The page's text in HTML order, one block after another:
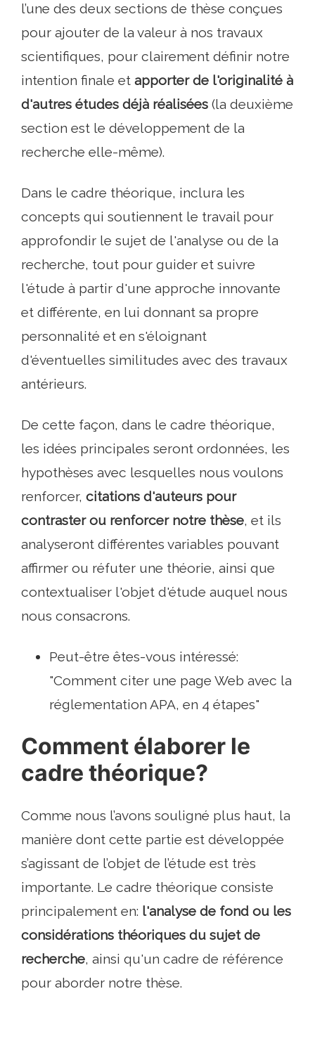
l’une des deux sections de thèse conçues
pour ajouter de la valeur à nos travaux
scientifiques, pour clairement définir notre
intention finale et apporter de l'originalité à
d'autres études déjà réalisées (la deuxième
section est le développement de la
recherche elle-même).
Dans le cadre théorique, inclura les
concepts qui soutiennent le travail pour
approfondir le sujet de l'analyse ou de la
recherche, tout pour guider et suivre
l'étude à partir d'une approche innovante
et différente, en lui donnant sa propre
personnalité et en s'éloignant
d'éventuelles similitudes avec des travaux
antérieurs.
De cette façon, dans le cadre théorique,
les idées principales seront ordonnées, les
hypothèses avec lesquelles nous voulons
renforcer, citations d'auteurs pour
contraster ou renforcer notre thèse, et ils
analyseront différentes variables pouvant
affirmer ou réfuter une théorie, ainsi que
contextualiser l'objet d'étude auquel nous
nous consacrons.
Peut-être êtes-vous intéressé:
"Comment citer une page Web avec la
réglementation APA, en 4 étapes"
Comment élaborer le
cadre théorique?
Comme nous l’avons souligné plus haut, la
manière dont cette partie est développée
s’agissant de l’objet de l’étude est très
importante. Le cadre théorique consiste
principalement en: l'analyse de fond ou les
considérations théoriques du sujet de
recherche, ainsi qu'un cadre de référence
pour aborder notre thèse.